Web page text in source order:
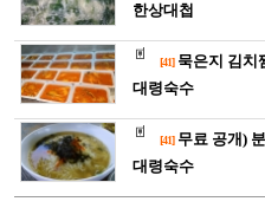
한상대첩
[41] 묵은지 김치찜 분
대령숙수
[41] 무료 공개) 분말
대령숙수